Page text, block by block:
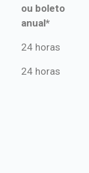
ou boleto
anual*
*Pagamento
de crédito
24 horas
24 horas